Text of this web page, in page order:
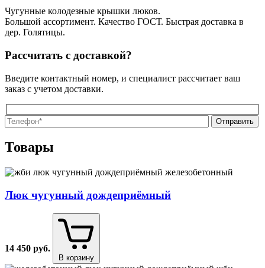
Чугунные колодезные крышки люков.
Большой ассортимент. Качество ГОСТ. Быстрая доставка в
дер. Голятицы.
Рассчитать с доставкой?
Введите контактный номер, и специалист рассчитает ваш
заказ с учетом доставки.
Товары
Люк чугунный дождеприёмный
14 450 руб.
В корзину